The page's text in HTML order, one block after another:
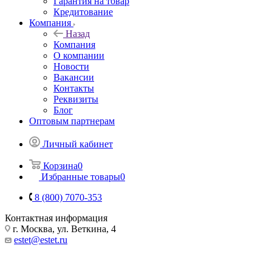
Кредитование
Компания
Назад
Компания
О компании
Новости
Вакансии
Контакты
Реквизиты
Блог
Оптовым партнерам
Личный кабинет
Корзина0
Избранные товары0
8 (800) 7070-353
Контактная информация
г. Москва, ул. Веткина, 4
estet@estet.ru